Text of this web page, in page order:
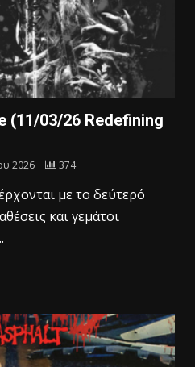
(11/03/26 Redefining
2026 374
με το δεύτερό
και γεμάτοι